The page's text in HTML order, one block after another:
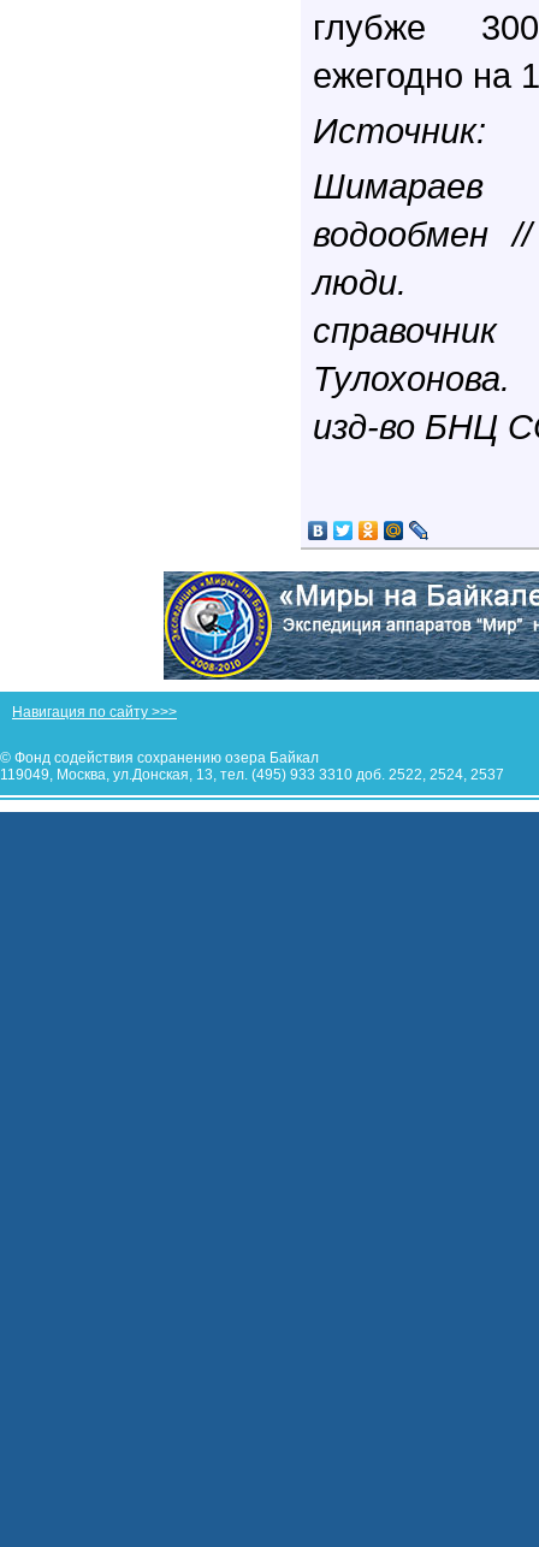
глубже
ежегодно на
Источник:
водообмен
люди.
изд-во БНЦ
Навигация по сайту >>>
© Фонд содействия сохранению озера Байкал
119049, Москва, ул.Донская, 13, тел. (495) 933 3310 доб. 2522, 2524, 2537